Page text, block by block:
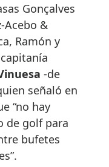
Gonçalves
Acebo &
Ramón y
-de
señaló en
“no hay
de golf para
bufetes